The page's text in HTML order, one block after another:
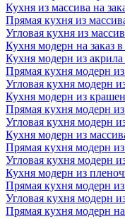
Кухня из массива на
Прямая кухня из
Угловая кухня из
Кухня модерн на заказ
Кухня модерн из
Прямая кухня модерн
Угловая кухня модерн
Кухня модерн из
Прямая кухня модерн
Угловая кухня модерн
Кухня модерн из
Прямая кухня модерн
Угловая кухня модерн
Кухня модерн из
Прямая кухня модерн
Угловая кухня модерн
Прямая кухня модерн